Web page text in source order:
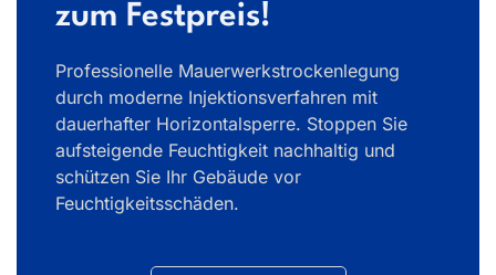
zum Festpreis!
Professionelle Mauerwerkstrockenlegung
durch moderne Injektionsverfahren mit
dauerhafter Horizontalsperre. Stoppen Sie
aufsteigende Feuchtigkeit nachhaltig und
schützen Sie Ihr Gebäude vor
Feuchtigkeitsschäden.